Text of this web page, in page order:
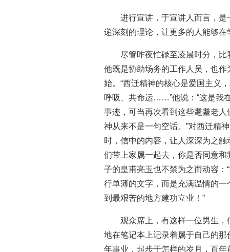
进行宣讲，于宣讲人而言，
递深刻的理论，让更多的人能够在
尽管昨夜忙碌至凌晨时分，比
他既是协助场务的工作人员，也
始。“西迁精神的核心是爱国主义
呼吸、共命运……”他说：“这是我
事迹，可当再次看到这些耄耋老
神从来不是一句空话。”对西迁精
时，信中的内容，让人深深为之
们带上家属一起去，你是否同意
子的皇甫亮玉也不禁为之而动容
行单薄的文字，而是充满温情的
到最艰苦的地方建功立业！”
观众席上，有这样一位男生
地在笔记本上记录着属于自己的
年事业，起步于怎样的岁月，百